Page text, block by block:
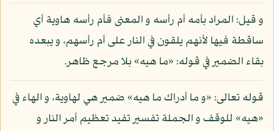
و قيل: المراد بأمه أم رأسه و المعنى فأم رأسه هاوية أي
ساقطة فيها لأنهم يلقون في النار على أم رأسهم، و يبعده
بقاء الضمير في قوله: «ما هيه» بلا مرجع ظاهر.
قوله تعالى: «و ما أدراك ما هيه» ضمير هي لهاوية، و الهاء في
«هيه» للوقف و الجملة تفسير تفيد تعظيم أمر النار و